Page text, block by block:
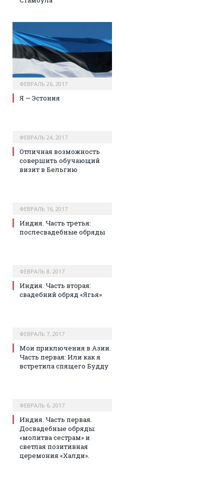
ФЕВРАЛЬ 26, 2017
Я — Эстония
ФЕВРАЛЬ 24, 2017
Отличная возможность
совершить обучающий
визит в Бельгию
ФЕВРАЛЬ 16, 2017
Индия. Часть третья:
послесвадебные обряды
ФЕВРАЛЬ 8, 2017
Индия. Часть вторая:
свадебний обряд «Ягья»
ФЕВРАЛЬ 7, 2017
Мои приключения в Азии.
Часть первая: Или как я
встретила спящего Будду
ФЕВРАЛЬ 6, 2017
Индия. Часть первая.
Досвадебные обряды:
«молитва сестрам» и
светлая позитивная
церемония «Халди».